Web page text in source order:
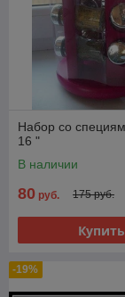
Набор со
16 "
В наличии
80 руб. 175 руб.
Купить
-19%